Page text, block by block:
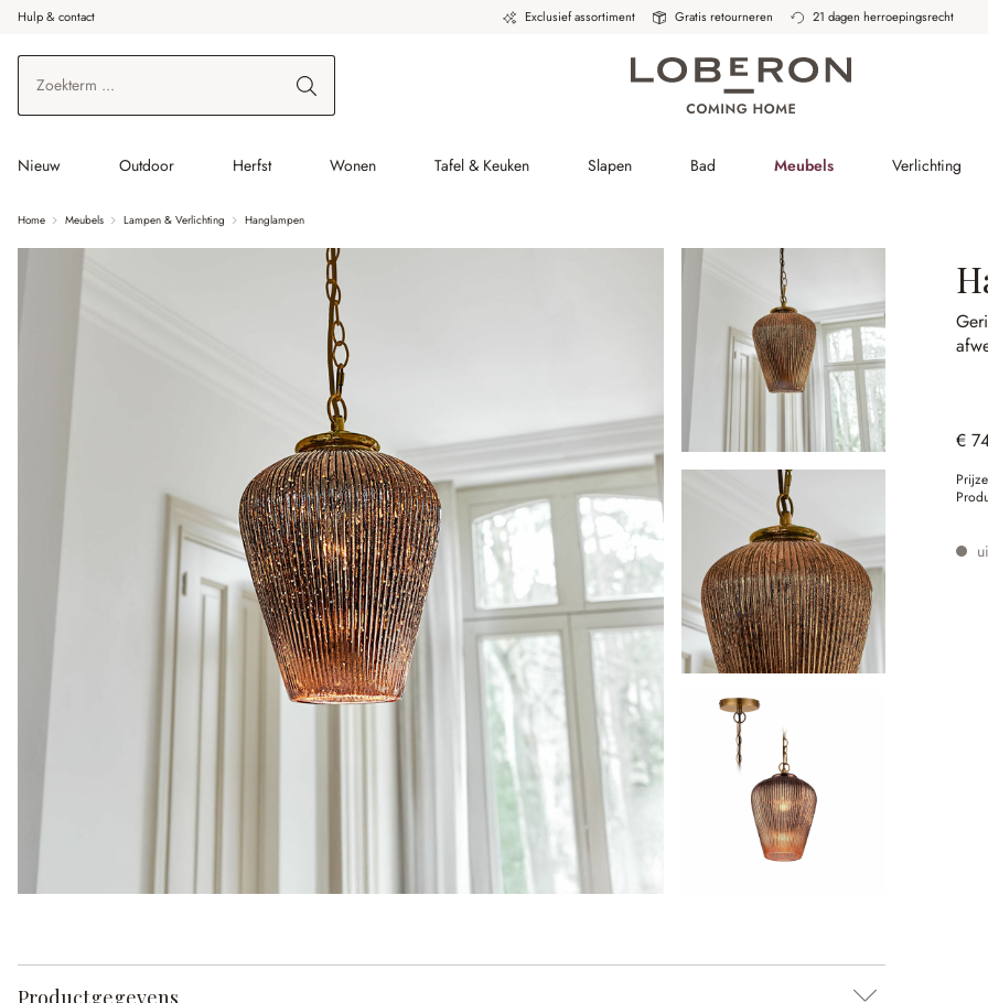
de hoofdinhoud
Ga naar zoeken
Ga naar de hoofdnavigatie
Hulp & contact Exclusief assortiment Gratis retourneren 21 dagen herroepingsrecht
Nieuw Outdoor Herfst Wonen Tafel & Keuken Slapen Bad Meubels Verlichting
Home Meubels Lampen & Verlichting Hanglampen
€